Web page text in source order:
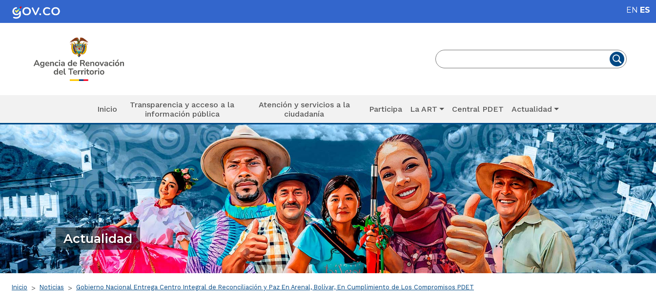
Pasar al contenido principal EN ES
Navegación principal
Inicio
Transparencia y acceso a la
información pública
Atención y servicios a la
ciudadanía
Participa La ART Central PDET Actualidad
Actualidad
Ruta de navegación
Inicio Noticias Gobierno Nacional Entrega Centro Integral de Reconciliación y Paz En Arenal, Bolívar, En Cumplimiento de Los Compromisos PDET